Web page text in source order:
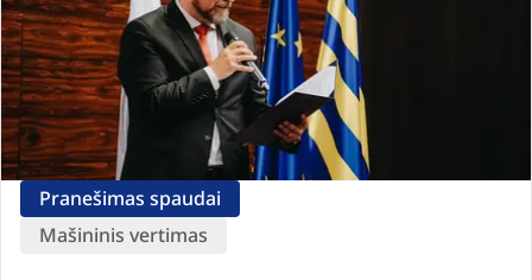
Pranešimas spaudai
Mašininis vertimas